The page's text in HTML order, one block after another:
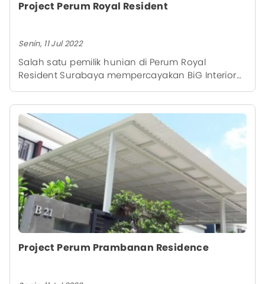
Project Perum Royal Resident
Senin, 11 Jul 2022
Salah satu pemilik hunian di Perum Royal
Resident Surabaya mempercayakan BiG Interior
untuk mempercantik pintu dengan produk
berkualitas yaitu Pintu Exona. Pintu exona ini
dijadikan sebagai pelindung dari nyamuk atau
serangga lain dan juga menambah fungsi
keamanan pada area pintu.
Project Perum Prambanan Residence